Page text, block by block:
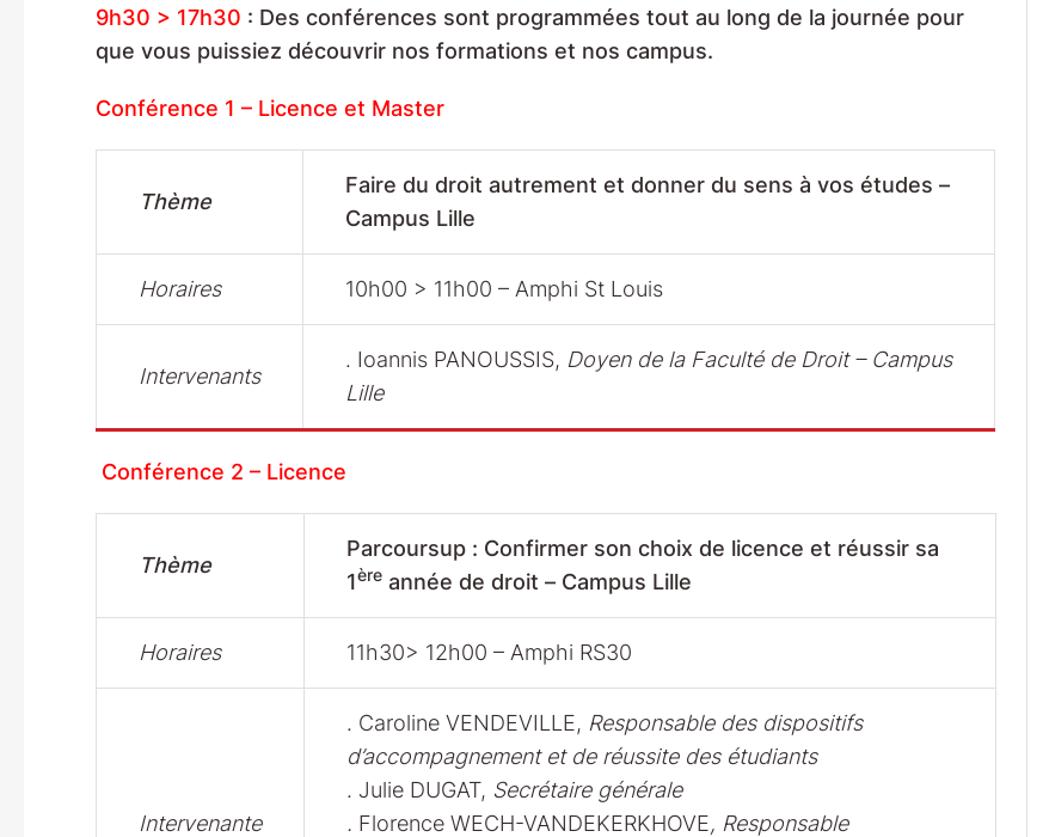
9h30 > 17h30 : Des conférences sont programmées tout au long de la journée pour
que vous puissiez découvrir nos formations et nos campus.
Conférence 1 – Licence et Master
Thème
Faire du droit autrement et donner du sens à vos études –
Campus Lille
Horaires 10h00 > 11h00 – Amphi St Louis
Intervenants
. Ioannis PANOUSSIS, Doyen de la Faculté de Droit – Campus
Lille
Conférence 2 – Licence
Thème
Parcoursup : Confirmer son choix de licence et réussir sa
1èreannée de droit – Campus Lille
Horaires 11h30> 12h00 – Amphi RS30
Intervenante
. Caroline VENDEVILLE, Responsable des dispositifs
d’accompagnement et de réussite des étudiants
. Julie DUGAT, Secrétaire générale
. Florence WECH-VANDEKERKHOVE, Responsable